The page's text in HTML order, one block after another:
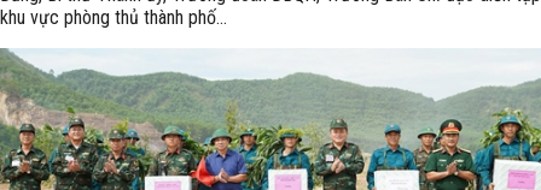
khu vực phòng thủ thành phố...